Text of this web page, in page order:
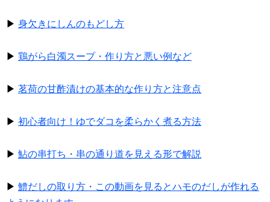
▶ 身欠きにしんのもどし方
▶ 鶏がら白濁スープ・作り方と悪い例など
▶ 茗荷の甘酢漬けの基本的な作り方と注意点
▶ 初心者向け！ゆでダコを柔らかく煮る方法
▶ 鮎の串打ち・串の通り道を見える形で解説
▶ 鱧だしの取り方・この動画を見るとハモのだしが作れる